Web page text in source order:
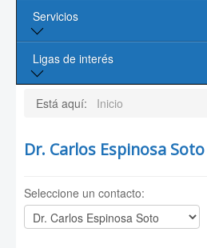
Líneas de Investigación
Contacto
Servicios
Biblioteca
Ligas de interés
Página de la UASLP
Sociedad Mexicana de Física
Está aquí: Inicio
Dr. Carlos Espinosa Soto
Seleccione un contacto: